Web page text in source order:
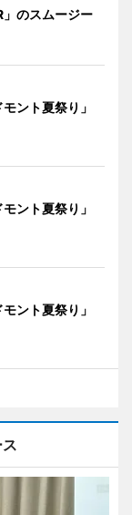
」のスムージー
ント夏祭り」
ント夏祭り」
ント夏祭り」